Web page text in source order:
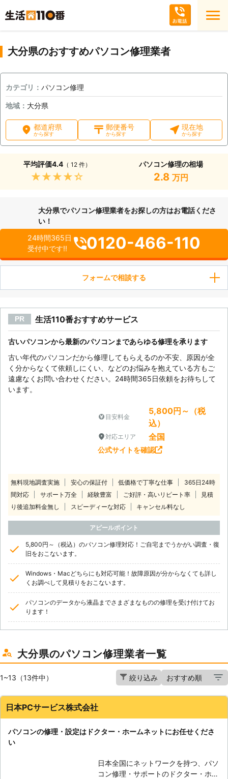
大分県のおすすめパソコン修理業者
カテゴリ： パソコン修理
地域： 大分県
都道府県
から探す
郵便番号
から探す
現在地
から探す
平均評価4.4（ 12 件）
★★★★★
パソコン修理の相場
2.8 万円
大分県でパソコン修理業者をお探しの方はお電話くださ
い！
24時間365日
受付中です!!
0120-466-110
フォームで相談する
PR 生活110番おすすめサービス
古いパソコンから最新のパソコンまであらゆる修理を承ります
古い年代のパソコンだから修理してもらえるのか不安、原因が全
く分からなくて依頼しにくい、などのお悩みを抱えている方もご
遠慮なくお問い合わせください。24時間365日依頼をお待ちして
います。
目安料金
5,800円～（税
込）
対応エリア 全国
公式サイトを確認
無料現地調査実施 安心の保証付 低価格で丁寧な仕事
365日24時
間対応
サポート万全 経験豊富 ご好評・高いリピート率
見積
り後追加料金無し
スピーディーな対応 キャンセル料なし
アピールポイント
5,800円～（税込）のパソコン修理対応！ご自宅までうかがい調査・復
旧をおこないます。
Windows・Macどちらにも対応可能！故障原因が分からなくても詳し
くお調べして見積りをおこないます。
パソコンのデータから液晶までさまざまなものの修理を受け付けてお
ります！
大分県のパソコン修理業者一覧
1~13（13件中） 絞り込み
日本PCサービス株式会社
パソコンの修理・設定はドクター・ホームネットにお任せくださ
い
日本全国にネットワークを持つ、パソ
コン修理・サポートのドクター・ホー